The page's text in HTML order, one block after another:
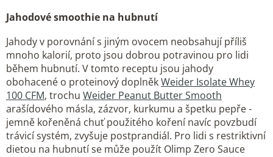
Jahodové smoothie na hubnutí
Jahody v porovnání s jiným ovocem neobsahují příliš
mnoho kalorií, proto jsou dobrou potravinou pro lidi
během hubnutí. V tomto receptu jsou jahody
obohacené o proteinový doplněkWeider Isolate Whey
100 CFM, trochu Weider Peanut Butter Smooth
arašídového másla, zázvor, kurkumu a špetku pepře -
jemně kořeněná chuť použitého koření navíc povzbudí
trávicí systém, zvyšuje postprandiál. Pro lidi s restriktivní
dietou na hubnutí se může použít Olimp Zero Sauce